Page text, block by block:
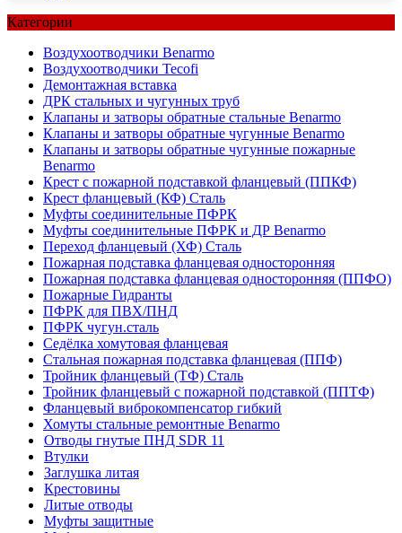
Категории
Воздухоотводчики Benarmo
Воздухоотводчики Tecofi
Демонтажная вставка
ДРК стальных и чугунных труб
Клапаны и затворы обратные стальные Benarmo
Клапаны и затворы обратные чугунные Benarmo
Клапаны и затворы обратные чугунные пожарные
Benarmo
Крест с пожарной подставкой фланцевый (ППКФ)
Крест фланцевый (КФ) Сталь
Муфты соединительные ПФРК
Муфты соединительные ПФРК и ДР Benarmo
Переход фланцевый (ХФ) Сталь
Пожарная подставка фланцевая односторонняя
Пожарная подставка фланцевая односторонняя (ППФО)
Пожарные Гидранты
ПФРК для ПВХ/ПНД
ПФРК чугун.сталь
Седёлка хомутовая фланцевая
Стальная пожарная подставка фланцевая (ППФ)
Тройник фланцевый (ТФ) Сталь
Тройник фланцевый с пожарной подставкой (ППТФ)
Фланцевый виброкомпенсатор гибкий
Хомуты стальные ремонтные Benarmo
Отводы гнутые ПНД SDR 11
Втулки
Заглушка литая
Крестовины
Литые отводы
Муфты защитные